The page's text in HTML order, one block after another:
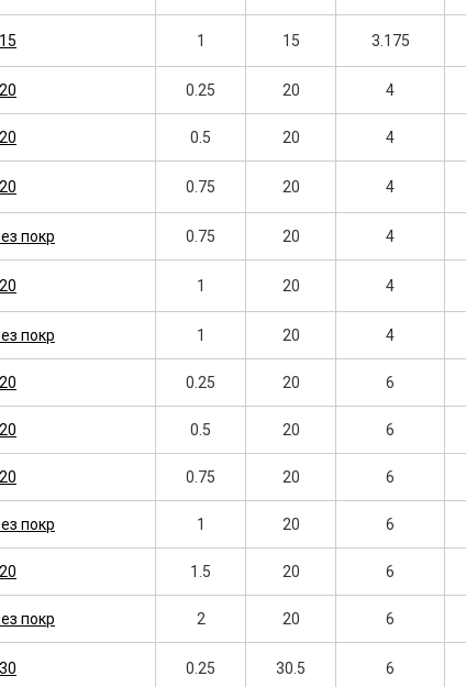
1 15 3.175
0.25 20 4
0.5 20 4
0.75 20 4
покр 0.75 20 4
1 20 4
покр 1 20 4
0.25 20 6
0.5 20 6
0.75 20 6
покр 1 20 6
1.5 20 6
покр 2 20 6
0.25 30.5 6